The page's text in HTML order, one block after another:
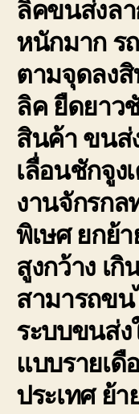
ลิคขนส่งล
หนักมาก ร
ตามจุดลง
ลิค ยืดยาว
สินค้า ขนส่
เลื่อนชักจูง
งานจักรก
พิเษศ ยกย้
สูงกว้าง เ
สามารถข
ระบบขนส่ง
แบบรายเ
ประเทศ ย้